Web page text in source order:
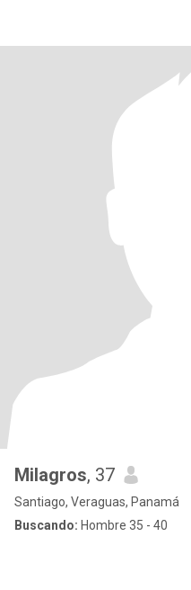
Milagros, 37
Santiago, Veraguas, Panamá
Buscando: Hombre 35 - 40